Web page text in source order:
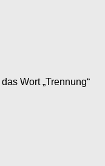
Wort „Trennung“